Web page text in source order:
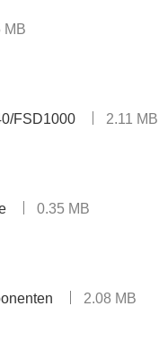
MB
FSD1000 2.11 MB
0.35 MB
2.08 MB